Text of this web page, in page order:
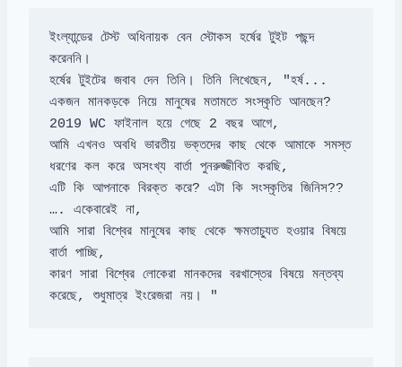
ইংল্যান্ডের টেস্ট অধিনায়ক বেন স্টোকস হর্ষের টুইট পছন্দ
হর্ষের টুইটের জবাব দেন তিনি। তিনি লিখেছেন, "হর্ষ...
2019 WC ফাইনাল হয়ে গেছে 2 বছর আগে,
আমি এখনও অবধি ভারতীয় ভক্তদের কাছ থেকে আমাকে সমস্ত
ধরণের কল করে অসংখ্য বার্তা পুনরুজ্জীবিত করছি,
এটি কি আপনাকে বিরক্ত করে? এটা কি সংস্কৃতির জিনিস??
…. একেবারেই না,
আমি সারা বিশ্বের মানুষের কাছ থেকে ক্ষমতাচ্যুত হওয়ার বিষয়ে
বার্তা পাচ্ছি,
কারণ সারা বিশ্বের লোকেরা মানকদের বরখাস্তের বিষয়ে মন্তব্য
করেছে, শুধুমাত্র ইংরেজরা নয়। "